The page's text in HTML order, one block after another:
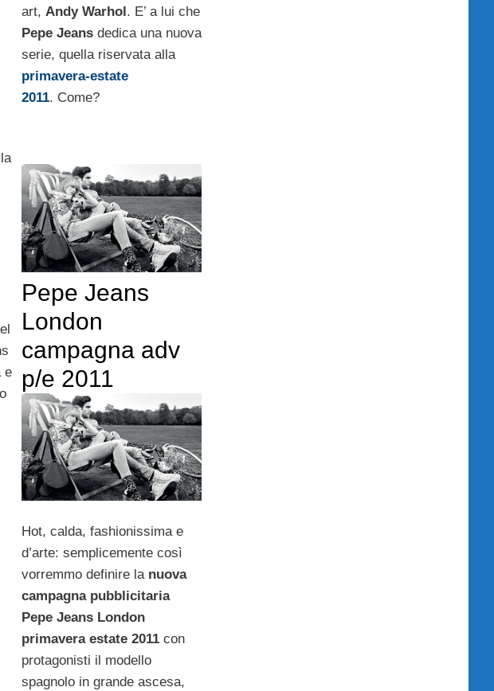
e
art, Andy Warhol . E’ a lui che
Pepe Jeansdedica una nuova
serie, quella riservata alla
primavera-estate
2011. Come?
Pepe Jeans
London
campagna adv
p/e 2011
Hot, calda, fashionissima e
d’arte: semplicemente così
vorremmo definire la nuova
campagna pubblicitaria
Pepe Jeans London
primavera estate 2011 con
protagonisti il modello
spagnolo in grande ascesa,